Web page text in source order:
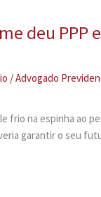
deu PPP
/Advogado
frio na espinha ao
garantir o seu